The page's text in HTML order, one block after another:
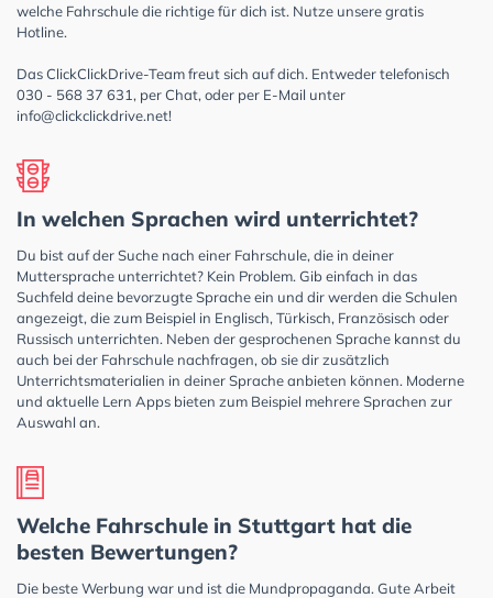
welche Fahrschule die richtige für dich ist. Nutze unsere gratis
Hotline.
Das ClickClickDrive-Team freut sich auf dich. Entweder telefonisch
030 - 568 37 631, per Chat, oder per E-Mail unter
info@clickclickdrive.net!
In welchen Sprachen wird unterrichtet?
Du bist auf der Suche nach einer Fahrschule, die in deiner
Muttersprache unterrichtet? Kein Problem. Gib einfach in das
Suchfeld deine bevorzugte Sprache ein und dir werden die Schulen
angezeigt, die zum Beispiel in Englisch, Türkisch, Französisch oder
Russisch unterrichten. Neben der gesprochenen Sprache kannst du
auch bei der Fahrschule nachfragen, ob sie dir zusätzlich
Unterrichtsmaterialien in deiner Sprache anbieten können. Moderne
und aktuelle Lern Apps bieten zum Beispiel mehrere Sprachen zur
Auswahl an.
Welche Fahrschule in Stuttgart hat die
besten Bewertungen?
Die beste Werbung war und ist die Mundpropaganda. Gute Arbeit